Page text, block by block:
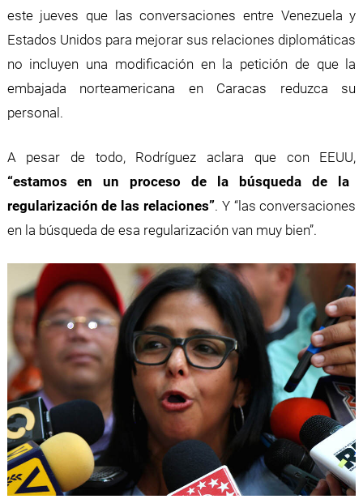
este jueves que las conversaciones entre Venezuela y
Estados Unidos para mejorar sus relaciones diplomáticas
no incluyen una modificación en la petición de que la
embajada norteamericana en Caracas reduzca su
personal.
A pesar de todo, Rodríguez aclara que con EEUU,
“estamos en un proceso de la búsqueda de la
regularización de las relaciones”. Y “las conversaciones
en la búsqueda de esa regularización van muy bien”.